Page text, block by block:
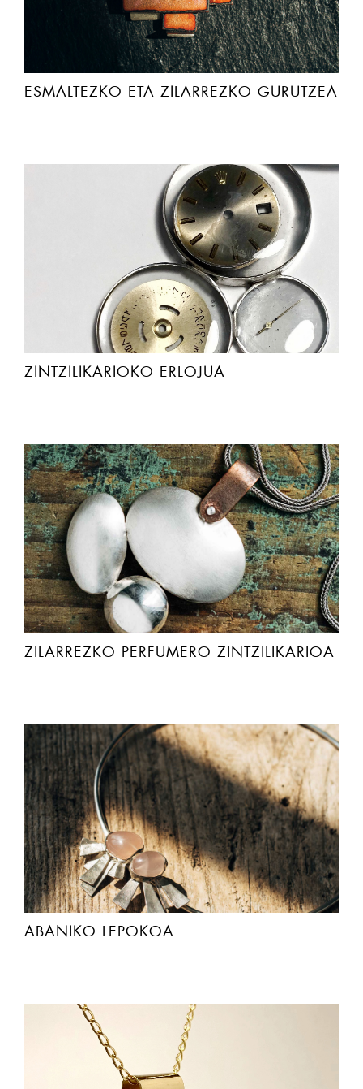
ESMALTEZKO ETA ZILARREZKO GURUTZEA
ZINTZILIKARIOKO ERLOJUA
ZILARREZKO PERFUMERO ZINTZILIKARIOA
ABANIKO LEPOKOA